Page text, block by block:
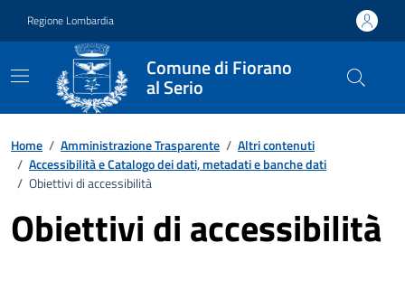
Regione Lombardia
Comune di Fiorano
al Serio
Home / Amministrazione Trasparente / Altri contenuti
/ Accessibilità e Catalogo dei dati, metadati e banche dati
/ Obiettivi di accessibilità
Obiettivi di accessibilità